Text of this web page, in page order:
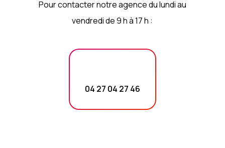
Pour contacter notre agence du lundi au
vendredi de 9 h à 17 h :
04 27 04 27 46